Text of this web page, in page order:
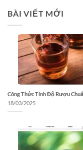
BÀI VIẾT MỚI
Công Thức Tính Độ Rượu
18/03/2025